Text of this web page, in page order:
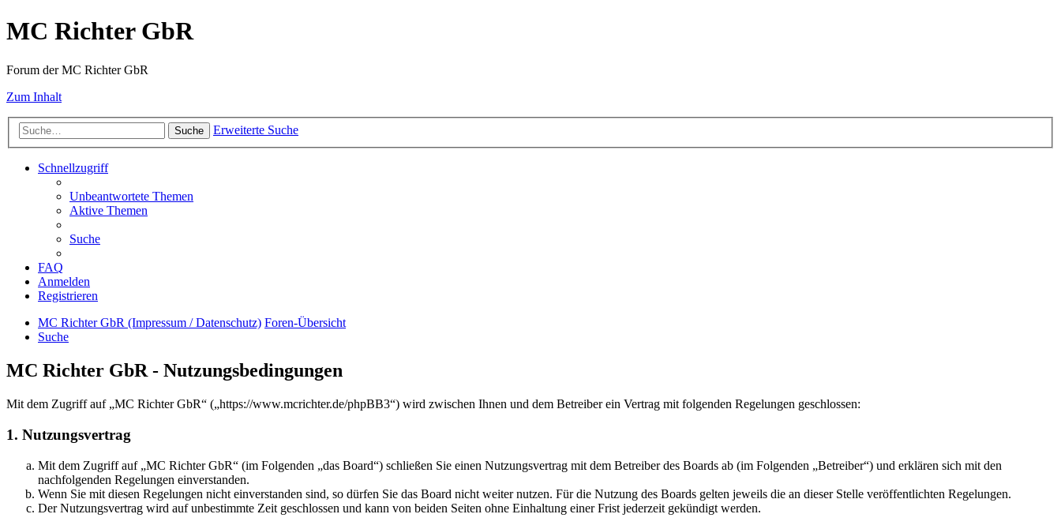
MC Richter GbR
Forum der MC Richter GbR
Zum Inhalt
Suche Erweiterte Suche
Schnellzugriff
Unbeantwortete Themen
Aktive Themen
Suche
FAQ
Anmelden
Registrieren
MC Richter GbR (Impressum / Datenschutz) Foren-Übersicht
Suche
MC Richter GbR - Nutzungsbedingungen
Mit dem Zugriff auf „MC Richter GbR“ („https://www.mcrichter.de/phpBB3“) wird zwischen Ihnen und dem Betreiber ein Vertrag mit folgenden Regelungen geschlossen:
1. Nutzungsvertrag
Mit dem Zugriff auf „MC Richter GbR“ (im Folgenden „das Board“) schließen Sie einen Nutzungsvertrag mit dem Betreiber des Boards ab (im Folgenden „Betreiber“) und erklären sich mit den
nachfolgenden Regelungen einverstanden.
Wenn Sie mit diesen Regelungen nicht einverstanden sind, so dürfen Sie das Board nicht weiter nutzen. Für die Nutzung des Boards gelten jeweils die an dieser Stelle veröffentlichten Regelungen.
Der Nutzungsvertrag wird auf unbestimmte Zeit geschlossen und kann von beiden Seiten ohne Einhaltung einer Frist jederzeit gekündigt werden.